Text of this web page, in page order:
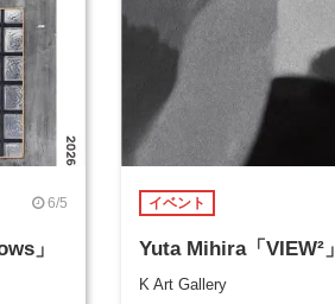
6/5
」
イベント
Yuta Mihira「VIEW²」
K Art Gallery